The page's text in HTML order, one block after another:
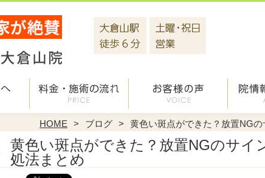
HOME ブログ 黄色い斑点ができた？放置NG
黄色い斑点ができた？放置NGのサイ
処法まとめ